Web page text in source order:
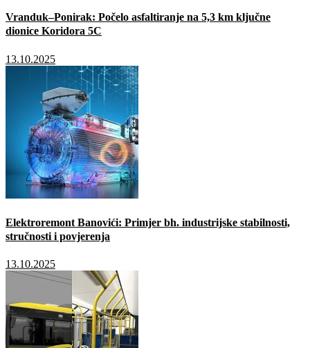
Vranduk–Ponirak: Počelo asfaltiranje na 5,3 km ključne
dionice Koridora 5C
13.10.2025
Elektroremont Banovići: Primjer bh. industrijske stabilnosti,
stručnosti i povjerenja
13.10.2025